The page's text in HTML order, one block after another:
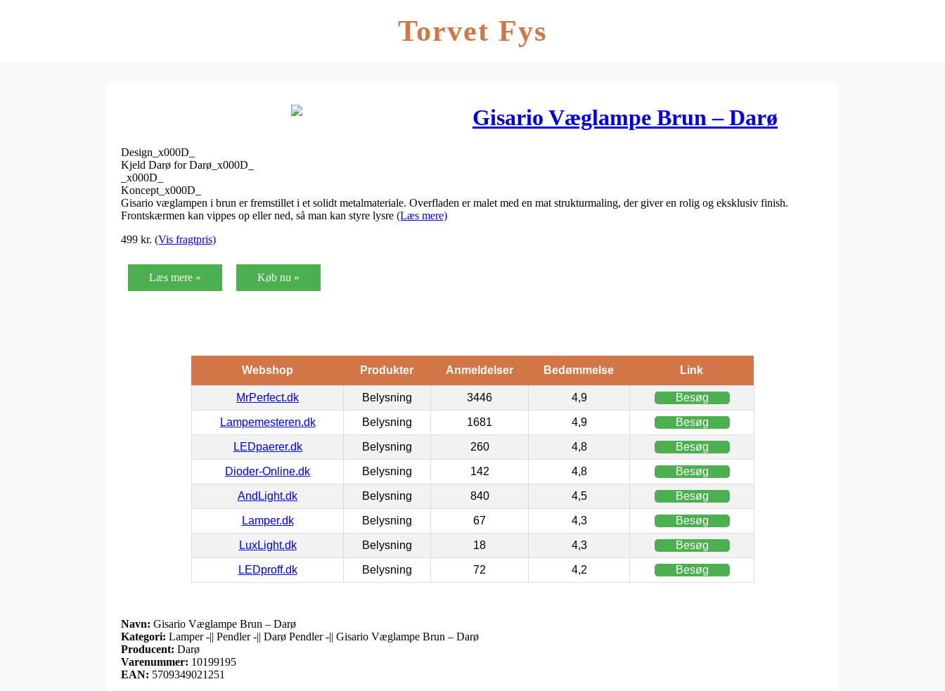
Torvet Fys
Gisario Væglampe Brun – Darø
Design_x000D_
Kjeld Darø for Darø_x000D_
_x000D_
Koncept_x000D_
Gisario væglampen i brun er fremstillet i et solidt metalmateriale. Overfladen er malet med en mat strukturmaling, der giver en rolig og eksklusiv finish.
Frontskærmen kan vippes op eller ned, så man kan styre lysre (Læs mere)
499 kr. (Vis fragtpris)
Læs mere » Køb nu »
Webshop Produkter Anmeldelser Bedømmelse Link
MrPerfect.dk Belysning 3446 4,9 Besøg
Lampemesteren.dk Belysning 1681 4,9 Besøg
LEDpaerer.dk Belysning 260 4,8 Besøg
Dioder-Online.dk Belysning 142 4,8 Besøg
AndLight.dk Belysning 840 4,5 Besøg
Lamper.dk Belysning 67 4,3 Besøg
LuxLight.dk Belysning 18 4,3 Besøg
LEDproff.dk Belysning 72 4,2 Besøg
Navn: Gisario Væglampe Brun – Darø
Kategori: Lamper -|| Pendler -|| Darø Pendler -|| Gisario Væglampe Brun – Darø
Producent: Darø
Varenummer: 10199195
EAN: 5709349021251